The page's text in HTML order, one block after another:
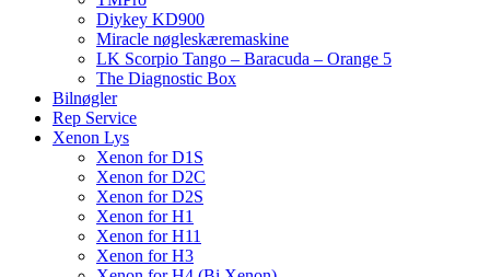
Diykey KD900
Miracle nøgleskæremaskine
LK Scorpio Tango – Baracuda – Orange 5
The Diagnostic Box
Bilnøgler
Rep Service
Xenon Lys
Xenon for D1S
Xenon for D2C
Xenon for D2S
Xenon for H1
Xenon for H11
Xenon for H3